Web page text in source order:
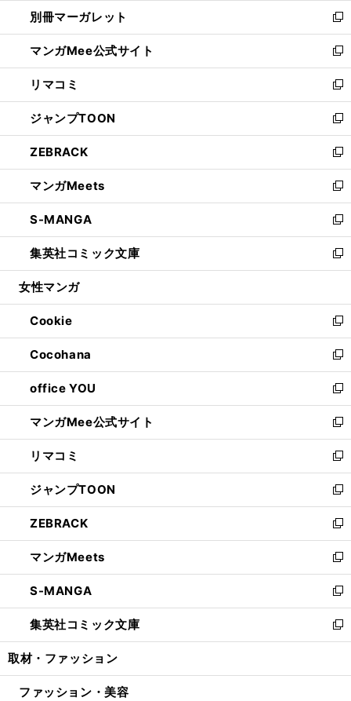
く
で
開
く
ィ
ン
ド
ウ
で
開
く
し
い
ウ
ィ
ン
ド
ウ
で
開
く
別冊マーガレット
新
し
い
ウ
ィ
ン
ド
ウ
で
開
く
マンガMee公式サイト
新
し
い
ウ
ィ
ン
ド
ウ
で
開
く
リマコミ
新
し
い
ウ
ィ
ン
ド
ウ
で
開
く
ジャンプTOON
新
し
い
ウ
ィ
ン
ド
ウ
で
開
ZEBRACK
新
し
い
ウ
ィ
ン
ド
ウ
開
く
マンガMeets
新
し
い
ウ
ィ
ン
ウ
で
開
く
S-MANGA
新
し
い
ウ
ン
ド
ウ
で
開
く
集英社コミック文庫
新
し
ウ
ィ
ン
ド
ウ
で
開
く
女性マンガ
Cookie
新
し
い
ウ
ィ
ン
ド
ウ
で
開
く
Cocohana
新
し
い
ウ
ィ
ン
ド
ウ
で
開
く
office YOU
新
し
い
ウ
ィ
ン
ド
ウ
で
開
く
マンガMee公式サイト
新
し
い
ウ
ィ
ン
ド
ウ
で
開
く
リマコミ
新
し
い
ウ
ィ
ン
ド
ウ
で
開
く
ジャンプTOON
新
し
い
ウ
ィ
ン
ド
ウ
で
開
ZEBRACK
新
し
い
ウ
ィ
ン
ド
ウ
開
マンガMeets
新
し
い
ウ
ィ
ン
ウ
S-MANGA
新
し
い
ウ
ン
集英社コミック文庫
新
し
ウ
取材・ファッション
ファッション・美容